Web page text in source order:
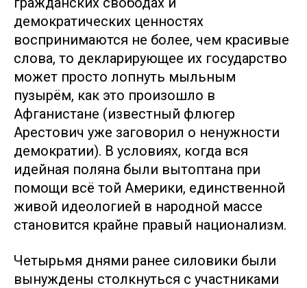
демократических ценностях
воспринимаются не более, чем красивые
слова, то декларирующее их государство
может просто лопнуть мыльным
пузырём, как это произошло в
Афганистане (известный флюгер
Арестович уже заговорил о ненужности
демократии). В условиях, когда вся
идейная поляна были вытоптана при
помощи всё той Америки, единственной
живой идеологией в народной массе
становится крайне правый национализм.
Четырьмя днями ранее силовики были
вынуждены столкнуться с участниками